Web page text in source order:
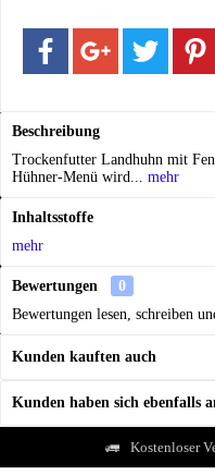
Beschreibung
Trockenfutter Landhuhn mit
Hühner-Menü wird...
mehr
Inhaltsstoffe
mehr
Bewertungen
0
Bewertungen lesen, schreiben
Kunden kauften auch
Kunden haben sich ebenfalls
Kostenloser